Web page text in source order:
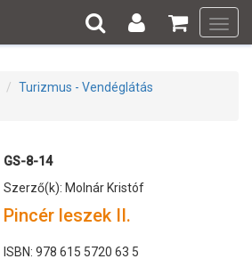
Turizmus - Vendéglátás
GS-8-14
Szerző(k): Molnár Kristóf
Pincér leszek II.
ISBN: 978 615 5720 63 5